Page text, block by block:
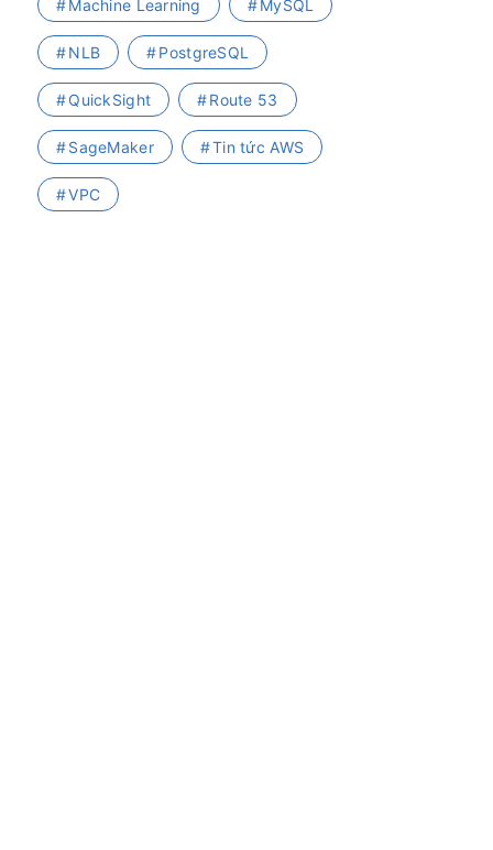
Machine Learning MySQL
NLB PostgreSQL
QuickSight Route 53
SageMaker Tin tức AWS
VPC